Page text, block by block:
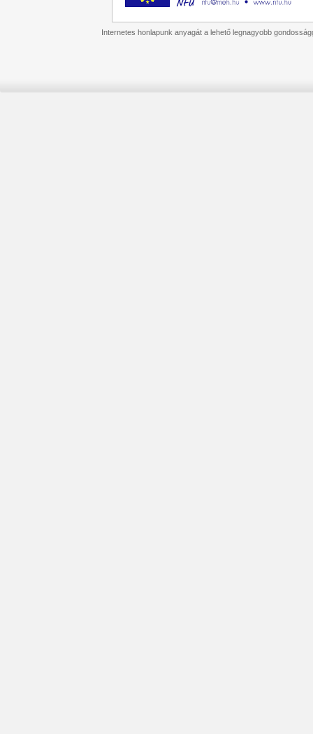
Internetes honlapunk anyagát a lehető legnagyobb